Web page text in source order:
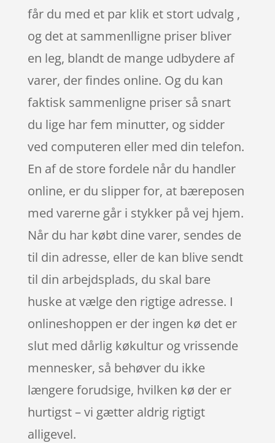
får du med et par klik et stort udvalg ,
og det at sammenlligne priser bliver
en leg, blandt de mange udbydere af
varer, der findes online. Og du kan
faktisk sammenligne priser så snart
du lige har fem minutter, og sidder
ved computeren eller med din telefon.
En af de store fordele når du handler
online, er du slipper for, at bæreposen
med varerne går i stykker på vej hjem.
Når du har købt dine varer, sendes de
til din adresse, eller de kan blive sendt
til din arbejdsplads, du skal bare
huske at vælge den rigtige adresse. I
onlineshoppen er der ingen kø det er
slut med dårlig køkultur og vrissende
mennesker, så behøver du ikke
længere forudsige, hvilken kø der er
hurtigst – vi gætter aldrig rigtigt
alligevel.